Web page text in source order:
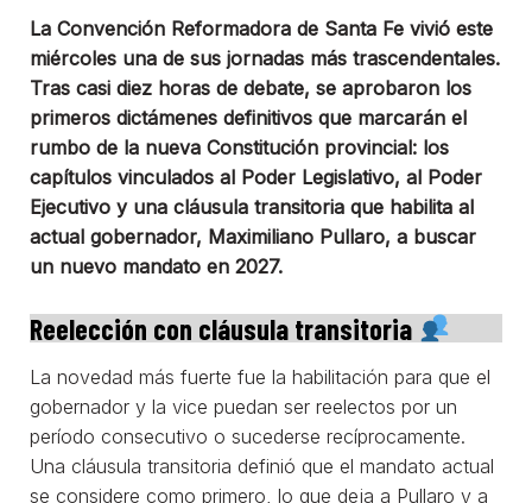
La Convención Reformadora de Santa Fe vivió este
miércoles una de sus jornadas más trascendentales.
Tras casi diez horas de debate, se aprobaron los
primeros dictámenes definitivos que marcarán el
rumbo de la nueva Constitución provincial: los
capítulos vinculados al Poder Legislativo, al Poder
Ejecutivo y una cláusula transitoria que habilita al
actual gobernador, Maximiliano Pullaro, a buscar
un nuevo mandato en 2027.
Reelección con cláusula transitoria
La novedad más fuerte fue la habilitación para que el
gobernador y la vice puedan ser reelectos por un
período consecutivo o sucederse recíprocamente.
Una cláusula transitoria definió que el mandato actual
se considere como primero, lo que deja a Pullaro y a